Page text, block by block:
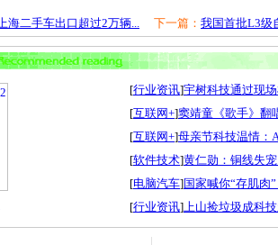
海二手车出口超过2万辆... 下一篇： 我国首批L3级
[行业资讯]宇树科技通过现
[互联网+]窦靖童《歌手》翻
[互联网+]母亲节科技温情：
[软件技术]黄仁勋：铜线失
[电脑汽车]国家喊你“存肌肉
[行业资讯]上山捡垃圾成科